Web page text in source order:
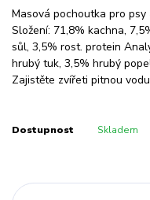
Masová pochoutka pro
Složení: 71,8% kachna,
sůl, 3,5% rost. protein
hrubý tuk, 3,5% hrubý
Zajistěte zvířeti pitnou
Dostupnost Skladem